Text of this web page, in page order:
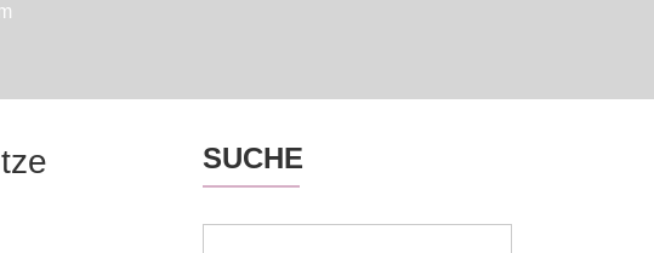
SUCHE